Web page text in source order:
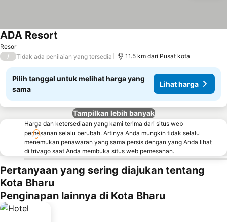
Resor
ADA Resort
/ Tidak ada penilaian yang tersedia 11.5 km dari Pusat kota
Pilih tanggal untuk melihat harga yang
sama
Lihat harga
Tampilkan lebih banyak
Harga dan ketersediaan yang kami terima dari situs web
pemesanan selalu berubah. Artinya Anda mungkin tidak selalu
menemukan penawaran yang sama persis dengan yang Anda lihat
di trivago saat Anda membuka situs web pemesanan.
Pertanyaan yang sering diajukan tentang
Kota Bharu
Penginapan lainnya di Kota Bharu